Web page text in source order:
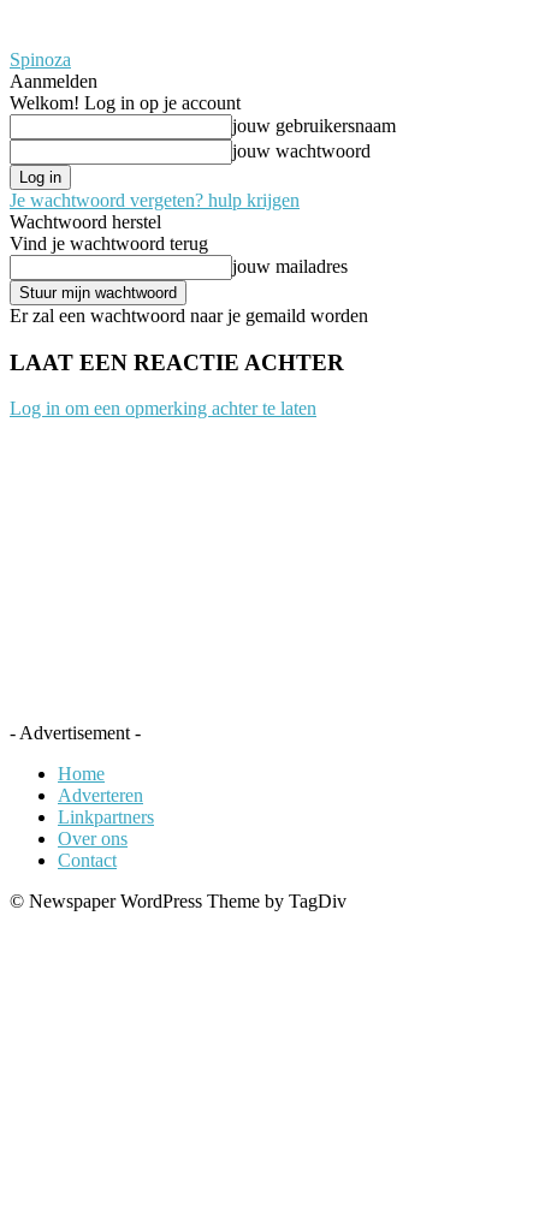
Spinoza
Aanmelden
Welkom! Log in op je account
jouw gebruikersnaam
jouw wachtwoord
Je wachtwoord vergeten? hulp krijgen
Wachtwoord herstel
Vind je wachtwoord terug
jouw mailadres
Er zal een wachtwoord naar je gemaild worden
LAAT EEN REACTIE ACHTER
Log in om een opmerking achter te laten
- Advertisement -
Home
Adverteren
Linkpartners
Over ons
Contact
© Newspaper WordPress Theme by TagDiv